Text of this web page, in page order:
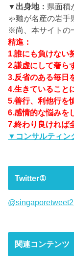
▼出身地： 県面積
ゃ麺が名産の岩手
※尚、本サイトの
精進：
1.誰にも負けない
2.謙虚にして奢ら
3.反省のある毎日
4.生きていること
5.善行、利他行を
6.感情的な悩みを
7.終わり良ければ
▼コンサルティン
Twitter①
関連コンテンツ